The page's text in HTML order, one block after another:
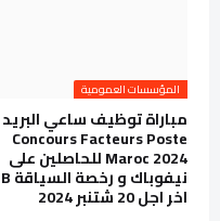
المؤسسات العمومية
مباراة توظيف ساعي البريد
Concours Facteurs Poste
Maroc 2024 للحاصلين على
نيفوباك و رخصة السياقة B
اخر اجل 20 شتنبر 2024